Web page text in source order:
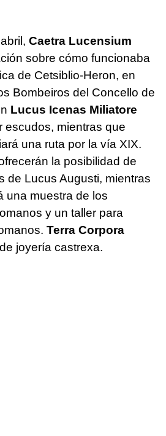
Caetra Lucensium
sobre cómo funcionaba
de Cetsiblio-Heron, en
Bombeiros del Concello de
Lucus Icenas Miliatore
escudos, mientras que
una ruta por la vía XIX.
la posibilidad de
de Lucus Augusti, mientras
una muestra de los
y un taller para
Terra Corpora
joyería castrexa.